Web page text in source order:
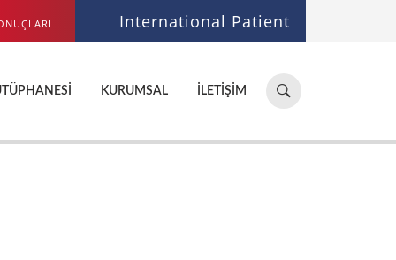
International Patient
Hastane,
doktor,
ara...
KURUMSAL İLETIŞIM